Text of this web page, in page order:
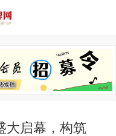
事
大启幕，构筑